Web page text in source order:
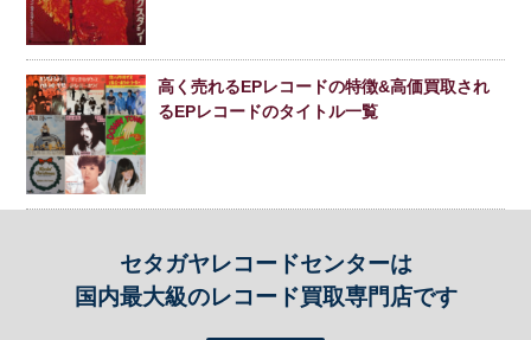
高く売れるEPレコードの特徴&高価買取され
るEPレコードのタイトル一覧
セタガヤレコードセンターは
国内最大級のレコード買取専門店です